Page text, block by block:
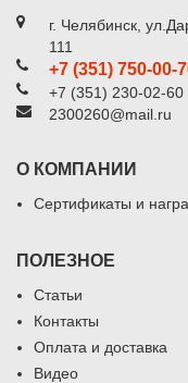
г. Челябинск,
111
+7 (351) 750-00-
+7 (351) 230-02-60
2300260@mail.ru
О КОМПАНИИ
Сертификаты и
ПОЛЕЗНОЕ
Статьи
Контакты
Оплата и доставка
Видео